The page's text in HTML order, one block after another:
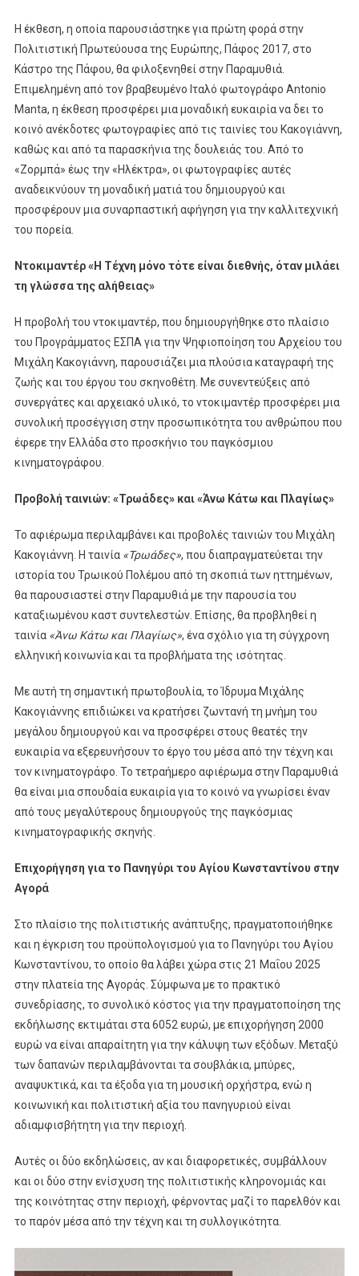
Η έκθεση, η οποία παρουσιάστηκε για πρώτη φορά στην
Πολιτιστική Πρωτεύουσα της Ευρώπης, Πάφος 2017, στο
Κάστρο της Πάφου, θα φιλοξενηθεί στην Παραμυθιά.
Επιμελημένη από τον βραβευμένο Ιταλό φωτογράφο Antonio
Manta, η έκθεση προσφέρει μια μοναδική ευκαιρία να δει το
κοινό ανέκδοτες φωτογραφίες από τις ταινίες του Κακογιάννη,
καθώς και από τα παρασκήνια της δουλειάς του. Από το
«Ζορμπά» έως την «Ηλέκτρα», οι φωτογραφίες αυτές
αναδεικνύουν τη μοναδική ματιά του δημιουργού και
προσφέρουν μια συναρπαστική αφήγηση για την καλλιτεχνική
του πορεία.
Ντοκιμαντέρ «Η Τέχνη μόνο τότε είναι διεθνής, όταν μιλάει
τη γλώσσα της αλήθειας»
Η προβολή του ντοκιμαντέρ, που δημιουργήθηκε στο πλαίσιο
του Προγράμματος ΕΣΠΑ για την Ψηφιοποίηση του Αρχείου του
Μιχάλη Κακογιάννη, παρουσιάζει μια πλούσια καταγραφή της
ζωής και του έργου του σκηνοθέτη. Με συνεντεύξεις από
συνεργάτες και αρχειακό υλικό, το ντοκιμαντέρ προσφέρει μια
συνολική προσέγγιση στην προσωπικότητα του ανθρώπου που
έφερε την Ελλάδα στο προσκήνιο του παγκόσμιου
κινηματογράφου.
Προβολή ταινιών: «Τρωάδες» και «Άνω Κάτω και Πλαγίως»
Το αφιέρωμα περιλαμβάνει και προβολές ταινιών του Μιχάλη
Κακογιάννη. Η ταινία «Τρωάδες», που διαπραγματεύεται την
ιστορία του Τρωικού Πολέμου από τη σκοπιά των ηττημένων,
θα παρουσιαστεί στην Παραμυθιά με την παρουσία του
καταξιωμένου καστ συντελεστών. Επίσης, θα προβληθεί η
ταινία «Άνω Κάτω και Πλαγίως», ένα σχόλιο για τη σύγχρονη
ελληνική κοινωνία και τα προβλήματα της ισότητας.
Με αυτή τη σημαντική πρωτοβουλία, το Ίδρυμα Μιχάλης
Κακογιάννης επιδιώκει να κρατήσει ζωντανή τη μνήμη του
μεγάλου δημιουργού και να προσφέρει στους θεατές την
ευκαιρία να εξερευνήσουν το έργο του μέσα από την τέχνη και
τον κινηματογράφο. Το τετραήμερο αφιέρωμα στην Παραμυθιά
θα είναι μια σπουδαία ευκαιρία για το κοινό να γνωρίσει έναν
από τους μεγαλύτερους δημιουργούς της παγκόσμιας
κινηματογραφικής σκηνής.
Επιχορήγηση για το Πανηγύρι του Αγίου Κωνσταντίνου στην
Αγορά
Στο πλαίσιο της πολιτιστικής ανάπτυξης, πραγματοποιήθηκε
και η έγκριση του προϋπολογισμού για το Πανηγύρι του Αγίου
Κωνσταντίνου, το οποίο θα λάβει χώρα στις 21 Μαΐου 2025
στην πλατεία της Αγοράς. Σύμφωνα με το πρακτικό
συνεδρίασης, το συνολικό κόστος για την πραγματοποίηση της
εκδήλωσης εκτιμάται στα 6052 ευρώ, με επιχορήγηση 2000
ευρώ να είναι απαραίτητη για την κάλυψη των εξόδων. Μεταξύ
των δαπανών περιλαμβάνονται τα σουβλάκια, μπύρες,
αναψυκτικά, και τα έξοδα για τη μουσική ορχήστρα, ενώ η
κοινωνική και πολιτιστική αξία του πανηγυριού είναι
αδιαμφισβήτητη για την περιοχή.
Αυτές οι δύο εκδηλώσεις, αν και διαφορετικές, συμβάλλουν
και οι δύο στην ενίσχυση της πολιτιστικής κληρονομιάς και
της κοινότητας στην περιοχή, φέρνοντας μαζί το παρελθόν και
το παρόν μέσα από την τέχνη και τη συλλογικότητα.